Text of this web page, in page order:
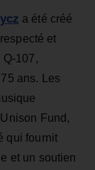
a été créé
et
Q-107,
ans. Les
Fund,
qui fournit
et un soutien